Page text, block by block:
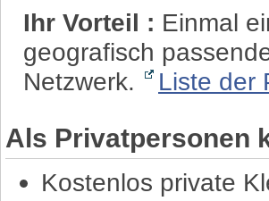
Ihr Vorteil : Einmal
geografisch
Netzwerk.
Liste der
Als Privatpersonen
Kostenlos private